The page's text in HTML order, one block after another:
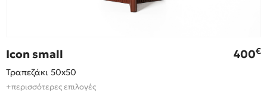
Icon small 400€
Τραπεζάκι 50x50
+περισσότερες επιλογές